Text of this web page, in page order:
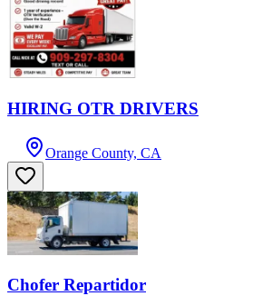
HIRING OTR DRIVERS
Orange County, CA
Chofer Repartidor